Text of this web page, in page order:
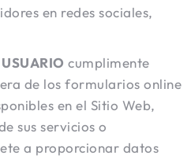
en redes sociales,
USUARIO cumplimente
de los formularios online
en el Sitio Web,
sus servicios o
a proporcionar datos